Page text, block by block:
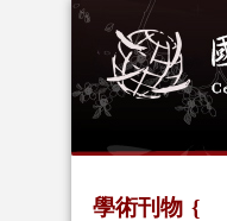
學術刊物